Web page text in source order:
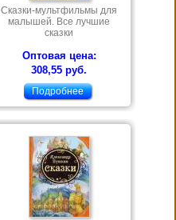
Сказки-мультфильмы для
малышей. Все лучшие
сказки
Оптовая цена:
308,55 руб.
Подробнее